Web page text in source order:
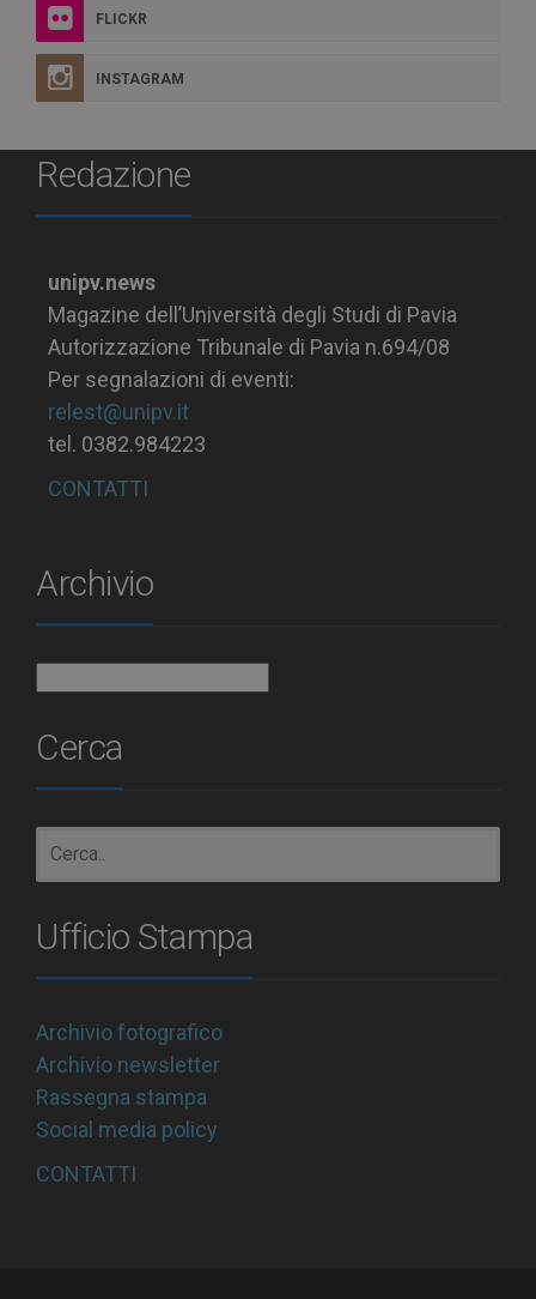
FLICKR
INSTAGRAM
Redazione
unipv.news
Magazine dell’Università degli Studi di Pavia
Autorizzazione Tribunale di Pavia n.694/08
Per segnalazioni di eventi:
relest@unipv.it
tel. 0382.984223
CONTATTI
Archivio
Cerca
Ufficio Stampa
Archivio fotografico
Archivio newsletter
Rassegna stampa
Social media policy
CONTATTI